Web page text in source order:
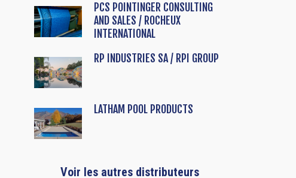
PCS POINTINGER CONSULTING
AND SALES / ROCHEUX
INTERNATIONAL
RP INDUSTRIES SA / RPI GROUP
LATHAM POOL PRODUCTS
Voir les autres distributeurs